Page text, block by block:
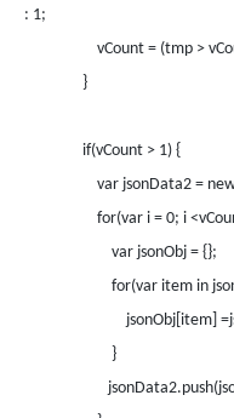
: 1;
vCount = (tmp >
}
if(vCount > 1) {
var jsonData2 =
for(var i = 0; i
var jsonObj = {};
for(var item in
jsonObj[item]
}